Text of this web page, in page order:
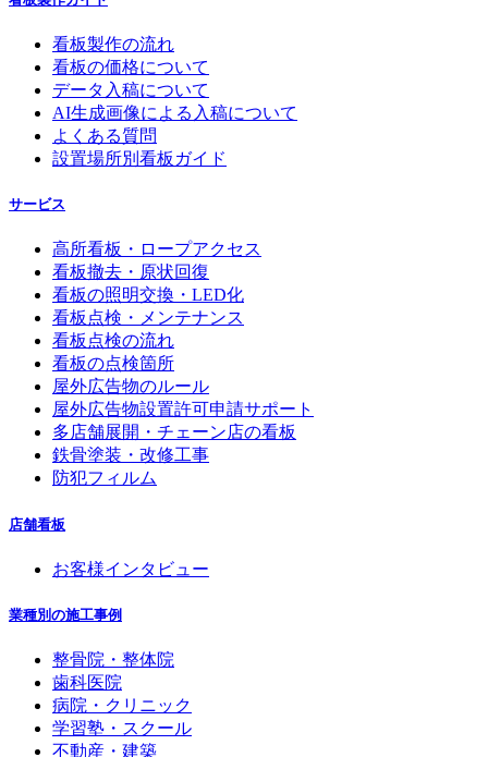
看板製作の流れ
看板の価格について
データ入稿について
AI生成画像による入稿について
よくある質問
設置場所別看板ガイド
サービス
高所看板・ロープアクセス
看板撤去・原状回復
看板の照明交換・LED化
看板点検・メンテナンス
看板点検の流れ
看板の点検箇所
屋外広告物のルール
屋外広告物設置許可申請サポート
多店舗展開・チェーン店の看板
鉄骨塗装・改修工事
防犯フィルム
店舗看板
お客様インタビュー
業種別の施工事例
整骨院・整体院
歯科医院
病院・クリニック
学習塾・スクール
不動産・建築